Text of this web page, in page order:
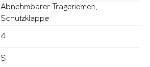
Abnehmbarer Trageriemen,
Schutzklappe
4
S